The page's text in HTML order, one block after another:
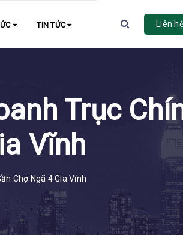
TIN TỨC Liên
Trục
Vĩnh
Chợ Ngã 4 Gia Vĩnh